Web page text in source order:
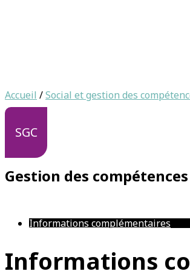
Accueil /Social et gestion des
SGC
Gestion des compétences
Informations complémentaires
Informations